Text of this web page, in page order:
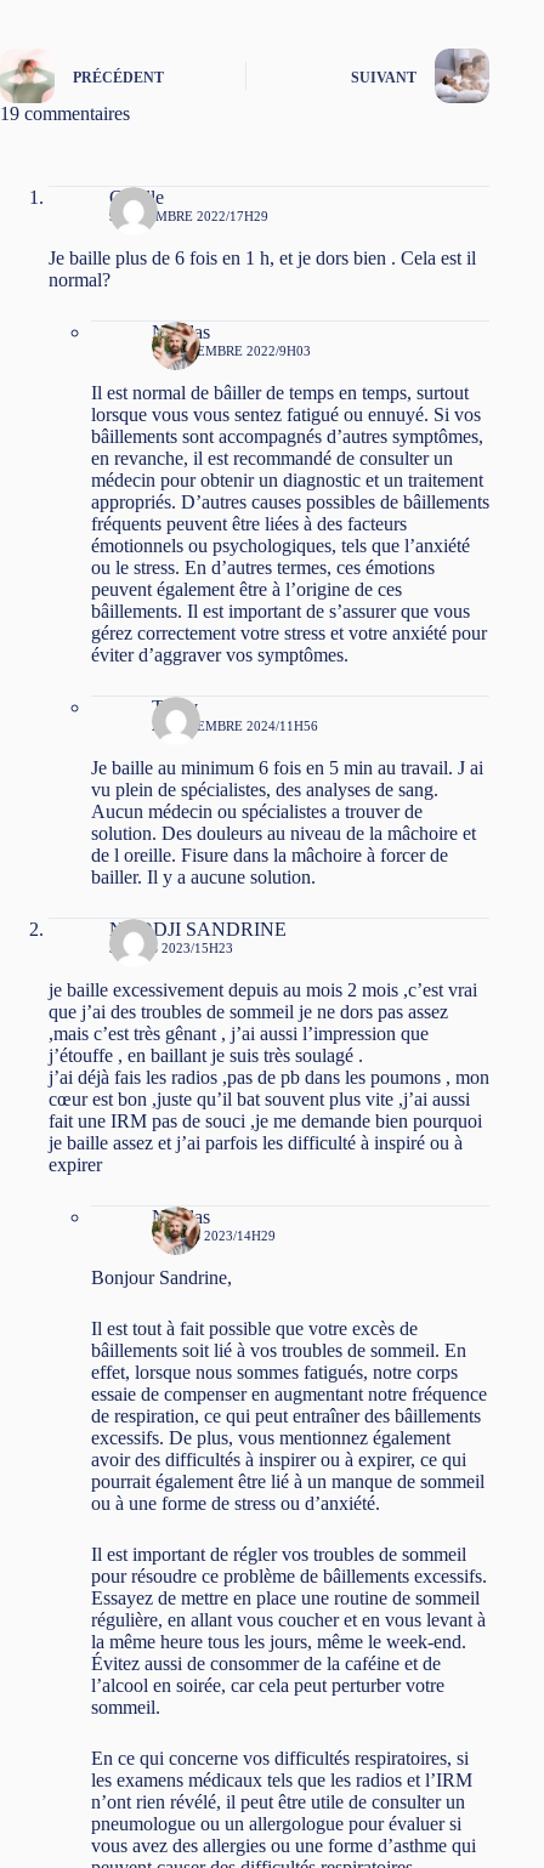
PRÉCÉDENT SUIVANT
19 commentaires
Carelle
9 DÉCEMBRE 2022/17H29
Je baille plus de 6 fois en 1 h, et je dors bien . Cela est il
normal?
Nicolas
12 DÉCEMBRE 2022/9H03
Il est normal de bâiller de temps en temps, surtout
lorsque vous vous sentez fatigué ou ennuyé. Si vos
bâillements sont accompagnés d’autres symptômes,
en revanche, il est recommandé de consulter un
médecin pour obtenir un diagnostic et un traitement
appropriés. D’autres causes possibles de bâillements
fréquents peuvent être liées à des facteurs
émotionnels ou psychologiques, tels que l’anxiété
ou le stress. En d’autres termes, ces émotions
peuvent également être à l’origine de ces
bâillements. Il est important de s’assurer que vous
gérez correctement votre stress et votre anxiété pour
éviter d’aggraver vos symptômes.
Théry
22 DÉCEMBRE 2024/11H56
Je baille au minimum 6 fois en 5 min au travail. J ai
vu plein de spécialistes, des analyses de sang.
Aucun médecin ou spécialistes a trouver de
solution. Des douleurs au niveau de la mâchoire et
de l oreille. Fisure dans la mâchoire à forcer de
bailler. Il y a aucune solution.
NGODJI SANDRINE
3 MARS 2023/15H23
je baille excessivement depuis au mois 2 mois ,c’est vrai
que j’ai des troubles de sommeil je ne dors pas assez
,mais c’est très gênant , j’ai aussi l’impression que
j’étouffe , en baillant je suis très soulagé .
j’ai déjà fais les radios ,pas de pb dans les poumons , mon
cœur est bon ,juste qu’il bat souvent plus vite ,j’ai aussi
fait une IRM pas de souci ,je me demande bien pourquoi
je baille assez et j’ai parfois les difficulté à inspiré ou à
expirer
Nicolas
7 MARS 2023/14H29
Bonjour Sandrine,
Il est tout à fait possible que votre excès de
bâillements soit lié à vos troubles de sommeil. En
effet, lorsque nous sommes fatigués, notre corps
essaie de compenser en augmentant notre fréquence
de respiration, ce qui peut entraîner des bâillements
excessifs. De plus, vous mentionnez également
avoir des difficultés à inspirer ou à expirer, ce qui
pourrait également être lié à un manque de sommeil
ou à une forme de stress ou d’anxiété.
Il est important de régler vos troubles de sommeil
pour résoudre ce problème de bâillements excessifs.
Essayez de mettre en place une routine de sommeil
régulière, en allant vous coucher et en vous levant à
la même heure tous les jours, même le week-end.
Évitez aussi de consommer de la caféine et de
l’alcool en soirée, car cela peut perturber votre
sommeil.
En ce qui concerne vos difficultés respiratoires, si
les examens médicaux tels que les radios et l’IRM
n’ont rien révélé, il peut être utile de consulter un
pneumologue ou un allergologue pour évaluer si
vous avez des allergies ou une forme d’asthme qui